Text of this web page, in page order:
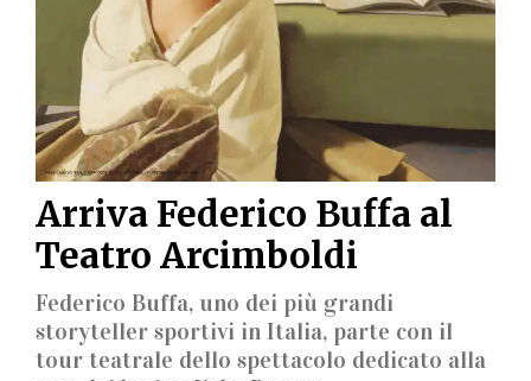
Arriva Federico Buffa al
Teatro Arcimboldi
Federico Buffa, uno dei più grandi
storyteller sportivi in Italia, parte con il
tour teatrale dello spettacolo dedicato alla